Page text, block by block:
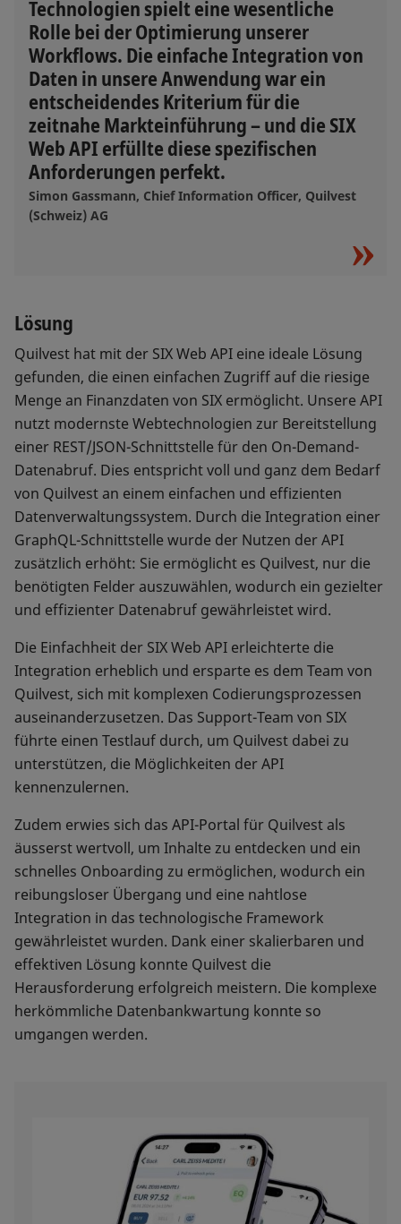
Technologien spielt eine wesentliche
Rolle bei der Optimierung unserer
Workflows. Die einfache Integration von
Daten in unsere Anwendung war ein
entscheidendes Kriterium für die
zeitnahe Markteinführung – und die SIX
Web API erfüllte diese spezifischen
Anforderungen perfekt.
Simon Gassmann, Chief Information Officer, Quilvest
(Schweiz) AG
Lösung
Quilvest hat mit der SIX Web API eine ideale Lösung
gefunden, die einen einfachen Zugriff auf die riesige
Menge an Finanzdaten von SIX ermöglicht. Unsere API
nutzt modernste Webtechnologien zur Bereitstellung
einer REST/JSON-Schnittstelle für den On-Demand-
Datenabruf. Dies entspricht voll und ganz dem Bedarf
von Quilvest an einem einfachen und effizienten
Datenverwaltungssystem. Durch die Integration einer
GraphQL-Schnittstelle wurde der Nutzen der API
zusätzlich erhöht: Sie ermöglicht es Quilvest, nur die
benötigten Felder auszuwählen, wodurch ein gezielter
und effizienter Datenabruf gewährleistet wird.
Die Einfachheit der SIX Web API erleichterte die
Integration erheblich und ersparte es dem Team von
Quilvest, sich mit komplexen Codierungsprozessen
auseinanderzusetzen. Das Support-Team von SIX
führte einen Testlauf durch, um Quilvest dabei zu
unterstützen, die Möglichkeiten der API
kennenzulernen.
Zudem erwies sich das API-Portal für Quilvest als
äusserst wertvoll, um Inhalte zu entdecken und ein
schnelles Onboarding zu ermöglichen, wodurch ein
reibungsloser Übergang und eine nahtlose
Integration in das technologische Framework
gewährleistet wurden. Dank einer skalierbaren und
effektiven Lösung konnte Quilvest die
Herausforderung erfolgreich meistern. Die komplexe
herkömmliche Datenbankwartung konnte so
umgangen werden.